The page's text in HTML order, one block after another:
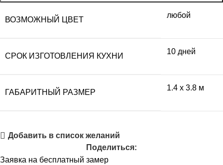
ВОЗМОЖНЫЙ ЦВЕТ
любой
СРОК ИЗГОТОВЛЕНИЯ КУХНИ
10 дней
ГАБАРИТНЫЙ РАЗМЕР
1.4 x 3.8 м
Добавить в список желаний
Поделиться:
Заявка на бесплатный замер